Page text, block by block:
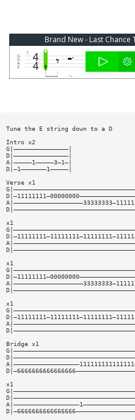
Brand New - Last Chance
Tune the E string down to a D
Intro x2
G|———————————————|
D|———————————————|
A|—————1—————3—1—|
D|—1———————1—————|
Verse x1
x1
x1
x1
Bridge x1
x1